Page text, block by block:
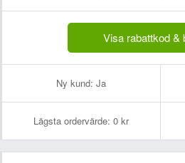
Visa rabattkod &
Ny kund: Ja
Lägsta ordervärde: 0 kr